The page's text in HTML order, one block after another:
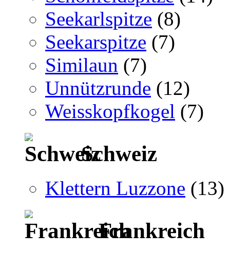
Seekarlspitze (8)
Seekarspitze (7)
Similaun (7)
Unnützrunde (12)
Weisskopfkogel (7)
Schweiz
Klettern Luzzone (13)
Frankreich